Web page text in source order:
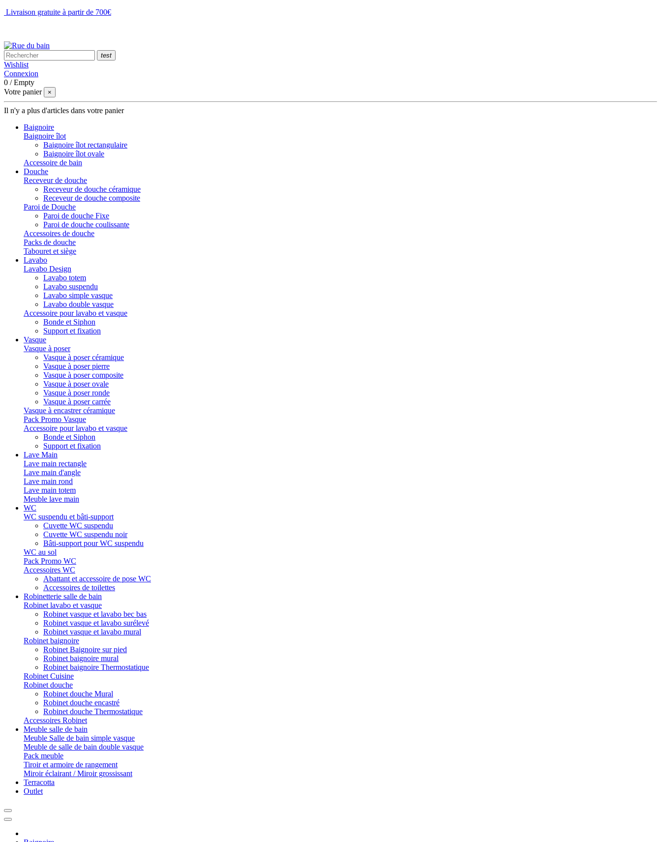
Livraison gratuite à partir de 700€
test
Wishlist
Connexion
0 /Empty
Votre panier
×
Il n'y a plus d'articles dans votre panier
Baignoire
Baignoire îlot
Baignoire îlot rectangulaire
Baignoire îlot ovale
Accessoire de bain
Douche
Receveur de douche
Receveur de douche céramique
Receveur de douche composite
Paroi de Douche
Paroi de douche Fixe
Paroi de douche coulissante
Accessoires de douche
Packs de douche
Tabouret et siège
Lavabo
Lavabo Design
Lavabo totem
Lavabo suspendu
Lavabo simple vasque
Lavabo double vasque
Accessoire pour lavabo et vasque
Bonde et Siphon
Support et fixation
Vasque
Vasque à poser
Vasque à poser céramique
Vasque à poser pierre
Vasque à poser composite
Vasque à poser ovale
Vasque à poser ronde
Vasque à poser carrée
Vasque à encastrer céramique
Pack Promo Vasque
Accessoire pour lavabo et vasque
Bonde et Siphon
Support et fixation
Lave Main
Lave main rectangle
Lave main d'angle
Lave main rond
Lave main totem
Meuble lave main
WC
WC suspendu et bâti-support
Cuvette WC suspendu
Cuvette WC suspendu noir
Bâti-support pour WC suspendu
WC au sol
Pack Promo WC
Accessoires WC
Abattant et accessoire de pose WC
Accessoires de toilettes
Robinetterie salle de bain
Robinet lavabo et vasque
Robinet vasque et lavabo bec bas
Robinet vasque et lavabo surélevé
Robinet vasque et lavabo mural
Robinet baignoire
Robinet Baignoire sur pied
Robinet baignoire mural
Robinet baignoire Thermostatique
Robinet Cuisine
Robinet douche
Robinet douche Mural
Robinet douche encastré
Robinet douche Thermostatique
Accessoires Robinet
Meuble salle de bain
Meuble Salle de bain simple vasque
Meuble de salle de bain double vasque
Pack meuble
Tiroir et armoire de rangement
Miroir éclairant / Miroir grossissant
Terracotta
Outlet